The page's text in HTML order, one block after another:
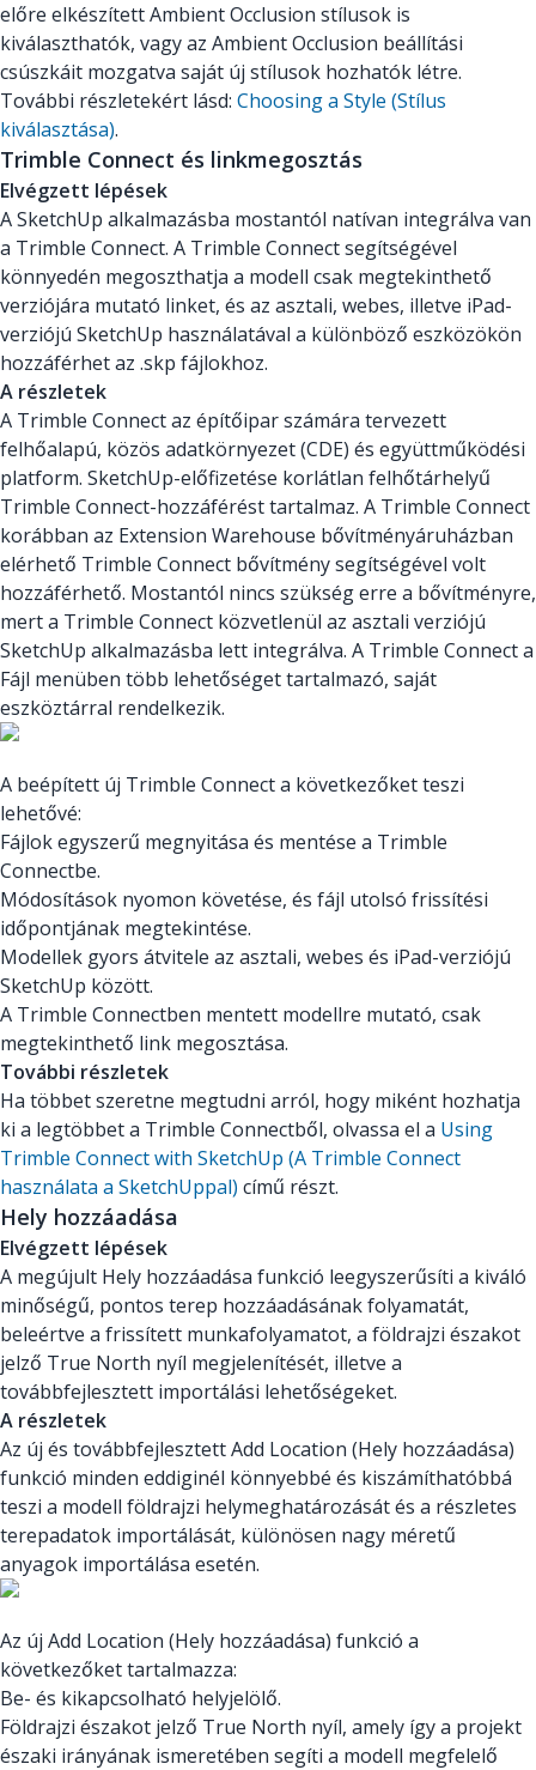
előre elkészített Ambient Occlusion stílusok is
kiválaszthatók, vagy az Ambient Occlusion beállítási
csúszkáit mozgatva saját új stílusok hozhatók létre.
További részletekért lásd: Choosing a Style (Stílus
kiválasztása).
Trimble Connect és linkmegosztás
Elvégzett lépések
A SketchUp alkalmazásba mostantól natívan integrálva van
a Trimble Connect. A Trimble Connect segítségével
könnyedén megoszthatja a modell csak megtekinthető
verziójára mutató linket, és az asztali, webes, illetve iPad-
verziójú SketchUp használatával a különböző eszközökön
hozzáférhet az .skp fájlokhoz.
A részletek
A Trimble Connect az építőipar számára tervezett
felhőalapú, közös adatkörnyezet (CDE) és együttműködési
platform. SketchUp-előfizetése korlátlan felhőtárhelyű
Trimble Connect-hozzáférést tartalmaz. A Trimble Connect
korábban az Extension Warehouse bővítményáruházban
elérhető Trimble Connect bővítmény segítségével volt
hozzáférhető. Mostantól nincs szükség erre a bővítményre,
mert a Trimble Connect közvetlenül az asztali verziójú
SketchUp alkalmazásba lett integrálva. A Trimble Connect a
Fájl menüben több lehetőséget tartalmazó, saját
eszköztárral rendelkezik.
A beépített új Trimble Connect a következőket teszi
lehetővé:
Fájlok egyszerű megnyitása és mentése a Trimble
Connectbe.
Módosítások nyomon követése, és fájl utolsó frissítési
időpontjának megtekintése.
Modellek gyors átvitele az asztali, webes és iPad-verziójú
SketchUp között.
A Trimble Connectben mentett modellre mutató, csak
megtekinthető link megosztása.
További részletek
Ha többet szeretne megtudni arról, hogy miként hozhatja
ki a legtöbbet a Trimble Connectből, olvassa el a Using
Trimble Connect with SketchUp (A Trimble Connect
használata a SketchUppal) című részt.
Hely hozzáadása
Elvégzett lépések
A megújult Hely hozzáadása funkció leegyszerűsíti a kiváló
minőségű, pontos terep hozzáadásának folyamatát,
beleértve a frissített munkafolyamatot, a földrajzi északot
jelző True North nyíl megjelenítését, illetve a
továbbfejlesztett importálási lehetőségeket.
A részletek
Az új és továbbfejlesztett Add Location (Hely hozzáadása)
funkció minden eddiginél könnyebbé és kiszámíthatóbbá
teszi a modell földrajzi helymeghatározását és a részletes
terepadatok importálását, különösen nagy méretű
anyagok importálása esetén.
Az új Add Location (Hely hozzáadása) funkció a
következőket tartalmazza:
Be- és kikapcsolható helyjelölő.
Földrajzi északot jelző True North nyíl, amely így a projekt
északi irányának ismeretében segíti a modell megfelelő